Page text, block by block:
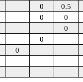
0
0.5
0
0
0
0
0